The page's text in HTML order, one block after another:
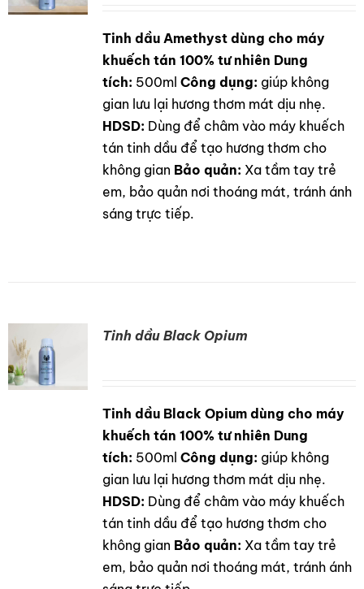
LIÊN HỆ
Tinh dầu Amethyst dùng cho máy
khuếch tán 100% tư nhiên Dung
tích: 500ml Công dụng: giúp không
gian lưu lại hương thơm mát dịu nhẹ.
HDSD: Dùng để châm vào máy khuếch
tán tinh dầu để tạo hương thơm cho
không gian Bảo quản: Xa tầm tay trẻ
em, bảo quản nơi thoáng mát, tránh ánh
sáng trực tiếp.
Tinh dầu Black Opium
Tinh dầu Black Opium dùng cho máy
khuếch tán 100% tư nhiên Dung
tích: 500ml Công dụng: giúp không
gian lưu lại hương thơm mát dịu nhẹ.
HDSD: Dùng để châm vào máy khuếch
tán tinh dầu để tạo hương thơm cho
không gian Bảo quản: Xa tầm tay trẻ
em, bảo quản nơi thoáng mát, tránh ánh